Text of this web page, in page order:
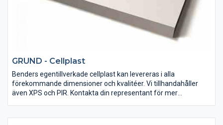
GRUND - Cellplast
Benders egentillverkade cellplast kan levereras i alla
förekommande dimensioner och kvalitéer. Vi tillhandahåller
även XPS och PIR. Kontakta din representant för mer